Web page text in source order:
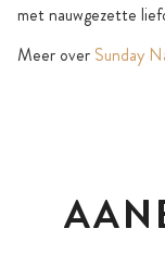
met nauwgezette
Meer over Sunday